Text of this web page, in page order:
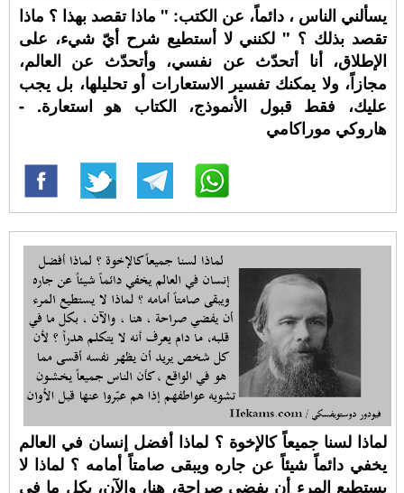
يسألني الناس ، دائماً، عن الكتب: " ماذا تقصد بهذا ؟ ماذا
تقصد بذلك ؟ " لكنني لا أستطيع شرح أيّ شيء، على
الإطلاق، أنا أتحدّث عن نفسي، وأتحدّث عن العالم،
مجازاً، ولا يمكنك تفسير الاستعارات أو تحليلها، بل يجب
عليك، فقط قبول الأنموذج، الكتاب هو استعارة. -
هاروكي موراكامي
لماذا لسنا جميعاً كالإخوة ؟ لماذا أفضل إنسان في العالم
يخفي دائماً شيئاً عن جاره ويبقى صامتاً أمامه ؟ لماذا لا
يستطيع المرء أن يفضي صراحة، هنا، والآن، بكل ما في